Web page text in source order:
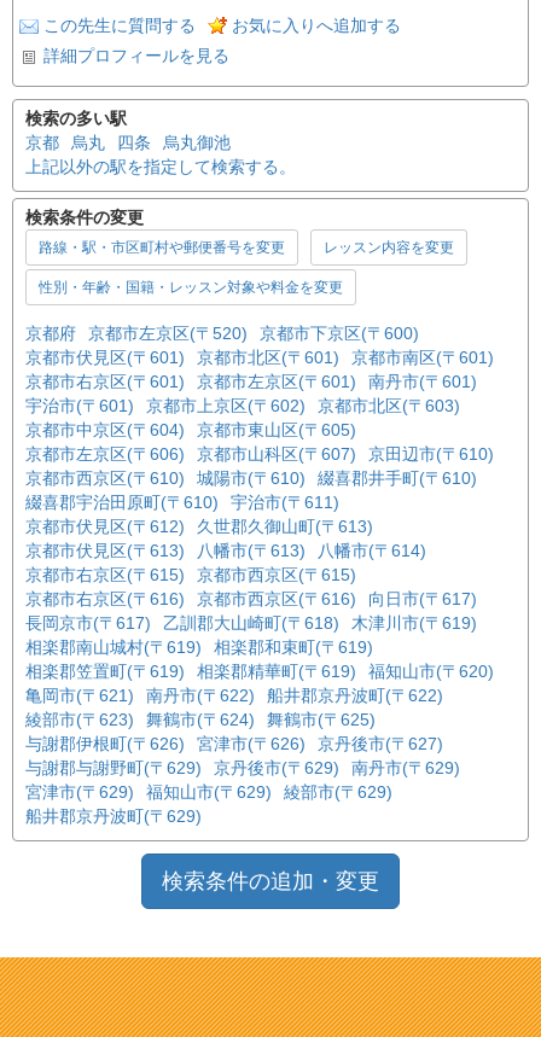
この先生に質問する
お気に入りへ追加する
詳細プロフィールを見る
検索の多い駅
京都
烏丸 四条
烏丸御池
上記以外の駅を指定して検索する。
検索条件の変更
路線・駅・市区町村や郵便番号を変更 レッスン内容を変更
性別・年齢・国籍・レッスン対象や料金を変更
京都府 京都市左京区(〒520)
京都市下京区(〒600)
京都市伏見区(〒601)
京都市北区(〒601)
京都市南区(〒601)
京都市右京区(〒601)
京都市左京区(〒601)
南丹市(〒601)
宇治市(〒601)
京都市上京区(〒602)
京都市北区(〒603)
京都市中京区(〒604)
京都市東山区(〒605)
京都市左京区(〒606)
京都市山科区(〒607)
京田辺市(〒610)
京都市西京区(〒610)
城陽市(〒610)
綴喜郡井手町(〒610)
綴喜郡宇治田原町(〒610)
宇治市(〒611)
京都市伏見区(〒612)
久世郡久御山町(〒613)
京都市伏見区(〒613)
八幡市(〒613)
八幡市(〒614)
京都市右京区(〒615)
京都市西京区(〒615)
京都市右京区(〒616)
京都市西京区(〒616)
向日市(〒617)
長岡京市(〒617)
乙訓郡大山崎町(〒618)
木津川市(〒619)
相楽郡南山城村(〒619)
相楽郡和束町(〒619)
相楽郡笠置町(〒619)
相楽郡精華町(〒619)
福知山市(〒620)
亀岡市(〒621)
南丹市(〒622)
船井郡京丹波町(〒622)
綾部市(〒623)
舞鶴市(〒624)
舞鶴市(〒625)
与謝郡伊根町(〒626)
宮津市(〒626)
京丹後市(〒627)
与謝郡与謝野町(〒629)
京丹後市(〒629)
南丹市(〒629)
宮津市(〒629)
福知山市(〒629)
綾部市(〒629)
船井郡京丹波町(〒629)
検索条件の追加・変更